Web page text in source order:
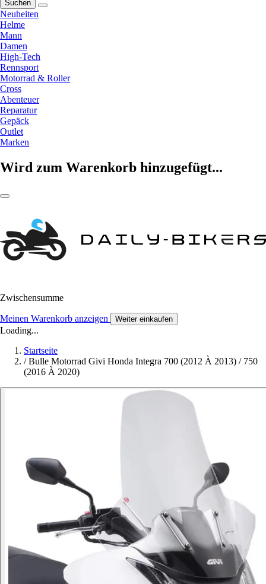
Suchen
Neuheiten
Helme
Mann
Damen
High-Tech
Rennsport
Motorrad & Roller
Cross
Abenteuer
Reparatur
Gepäck
Outlet
Marken
Wird zum Warenkorb hinzugefügt...
Zwischensumme
Meinen Warenkorb anzeigen Weiter einkaufen
Loading...
Startseite
/ Bulle Motorrad Givi Honda Integra 700 (2012 À 2013) / 750
(2016 À 2020)